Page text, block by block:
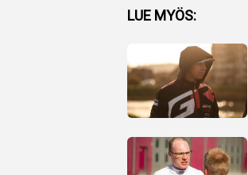
Facebook
Whatsapp
LUE MYÖS: